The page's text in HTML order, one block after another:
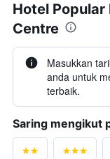
Hotel
Centre
Masukkan
anda untuk
terbaik.
Saring mengikut